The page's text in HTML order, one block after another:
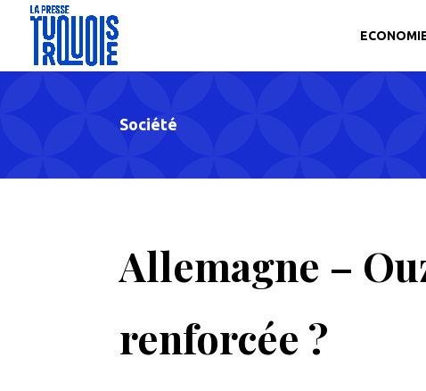
Société
Allemagne –
renforcée ?